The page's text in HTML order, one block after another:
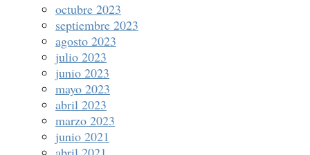
octubre 2023
septiembre 2023
agosto 2023
julio 2023
junio 2023
mayo 2023
abril 2023
marzo 2023
junio 2021